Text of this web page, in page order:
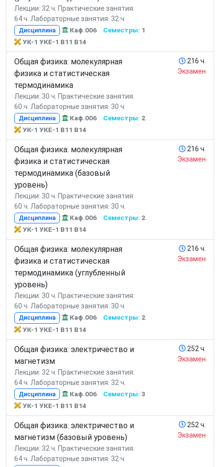
Лекции: 32 ч. Практические занятия:
64 ч. Лабораторные занятия: 32 ч.
Дисциплина Каф.006 Семестры: 1
УК-1 УКЕ-1 В11 В14
Общая физика: молекулярная
физика и статистическая
термодинамика
Лекции: 30 ч. Практические занятия:
60 ч. Лабораторные занятия: 30 ч.
216 ч.
Экзамен
Дисциплина Каф.006 Семестры: 2
УК-1 УКЕ-1 В11 В14
Общая физика: молекулярная
физика и статистическая
термодинамика (базовый
уровень)
Лекции: 30 ч. Практические занятия:
60 ч. Лабораторные занятия: 30 ч.
216 ч.
Экзамен
Дисциплина Каф.006 Семестры: 2
УК-1 УКЕ-1 В11 В14
Общая физика: молекулярная
физика и статистическая
термодинамика (углубленный
уровень)
Лекции: 30 ч. Практические занятия:
60 ч. Лабораторные занятия: 30 ч.
216 ч.
Экзамен
Дисциплина Каф.006 Семестры: 2
УК-1 УКЕ-1 В11 В14
Общая физика: электричество и
магнетизм
Лекции: 32 ч. Практические занятия:
64 ч. Лабораторные занятия: 32 ч.
252 ч.
Экзамен
Дисциплина Каф.006 Семестры: 3
УК-1 УКЕ-1 В11 В14
Общая физика: электричество и
магнетизм (базовый уровень)
Лекции: 32 ч. Практические занятия:
64 ч. Лабораторные занятия: 32 ч.
252 ч.
Экзамен